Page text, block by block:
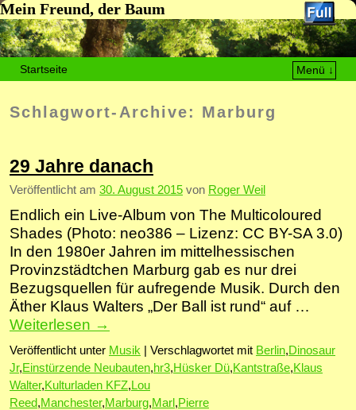
Mein Freund, der Baum
Startseite
Menü ↓
Schlagwort-Archive: Marburg
29 Jahre danach
Veröffentlicht am 30. August 2015 von Roger Weil
Endlich ein Live-Album von The Multicoloured
Shades (Photo: neo386 – Lizenz: CC BY-SA 3.0)
In den 1980er Jahren im mittelhessischen
Provinzstädtchen Marburg gab es nur drei
Bezugsquellen für aufregende Musik. Durch den
Äther Klaus Walters „Der Ball ist rund“ auf …
Weiterlesen →
Veröffentlicht unter Musik Verschlagwortet mit Berlin,Dinosaur
Jr,Einstürzende Neubauten,hr3,Hüsker Dü,Kantstraße,Klaus
Walter,Kulturladen KFZ, Lou
Reed,Manchester,Marburg,Marl ,Pierre